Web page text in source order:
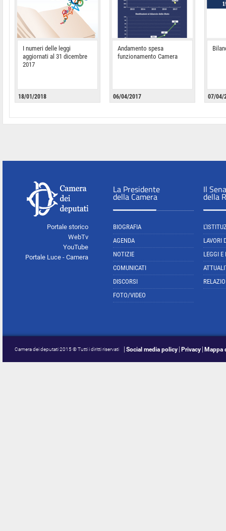
I numeri delle leggi
aggiornati al 31 dicembre
2017
18/01/2018
Andamento spesa
funzionamento Camera
06/04/2017 07/04/
Portale storico
WebTv
YouTube
Portale Luce - Camera
La Presidente
della Camera
BIOGRAFIA
AGENDA
NOTIZIE
COMUNICATI
DISCORSI
FOTO/VIDEO
Il
della
LAVORI
LEGGI E
Camera dei deputati 2015 © Tutti i diritti riservati Social media policy Privacy Mappa